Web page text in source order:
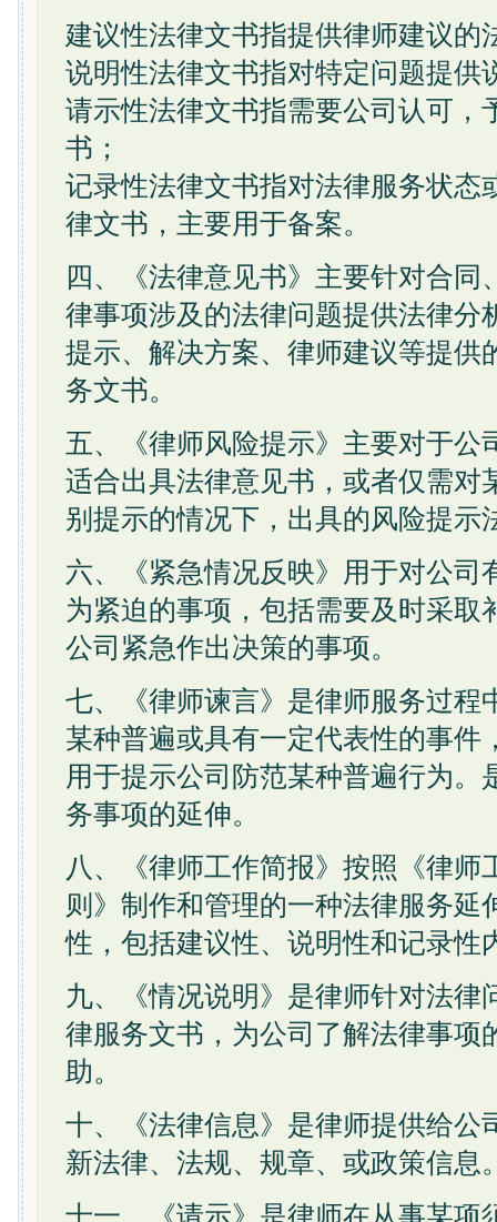
建议性法律文书指提供律师建议的
说明性法律文书指对特定问题提供
请示性法律文书指需要公司认可，
书；
记录性法律文书指对法律服务状态
律文书，主要用于备案。
四、《法律意见书》主要针对合同
律事项涉及的法律问题提供法律分
提示、解决方案、律师建议等提供
务文书。
五、《律师风险提示》主要对于公
适合出具法律意见书，或者仅需对
别提示的情况下，出具的风险提示
六、《紧急情况反映》用于对公司
为紧迫的事项，包括需要及时采取
公司紧急作出决策的事项。
七、《律师谏言》是律师服务过程
某种普遍或具有一定代表性的事件
用于提示公司防范某种普遍行为。
务事项的延伸。
八、《律师工作简报》按照《律师
则》制作和管理的一种法律服务延
性，包括建议性、说明性和记录性
九、《情况说明》是律师针对法律
律服务文书，为公司了解法律事项
助。
十、《法律信息》是律师提供给公
新法律、法规、规章、或政策信息
十一、《请示》是律师在从事某项